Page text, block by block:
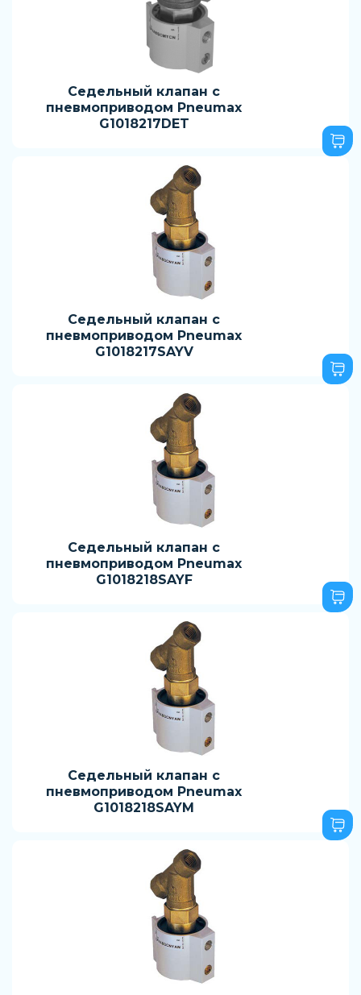
Седельный клапан с
пневмоприводом Pneumax
G1018217DET
Седельный клапан с
пневмоприводом Pneumax
G1018217SAYV
Седельный клапан с
пневмоприводом Pneumax
G1018218SAYF
Седельный клапан с
пневмоприводом Pneumax
G1018218SAYM